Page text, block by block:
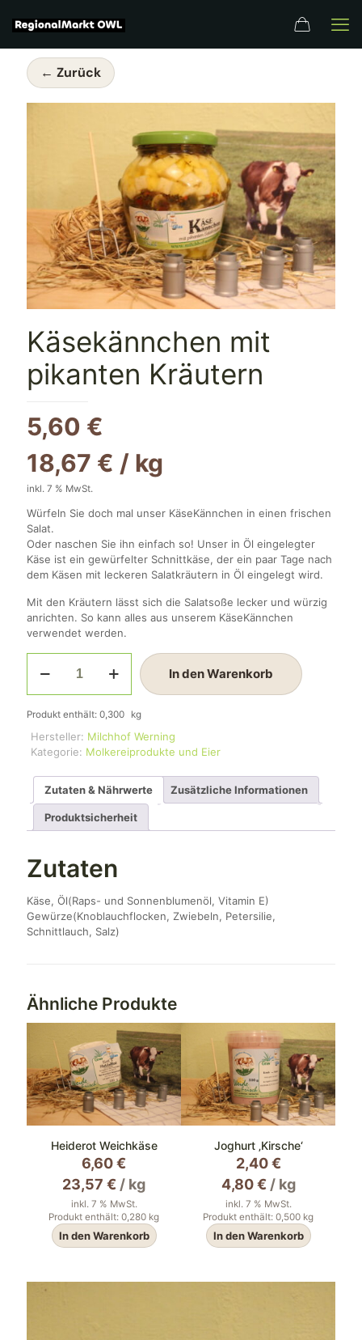
← Zurück
Käsekännchen mit
pikanten Kräutern
5,60 €
18,67 € / kg
inkl. 7 % MwSt.
Würfeln Sie doch mal unser KäseKännchen in einen frischen
Salat.
Oder naschen Sie ihn einfach so! Unser in Öl eingelegter
Käse ist ein gewürfelter Schnittkäse, der ein paar Tage nach
dem Käsen mit leckeren Salatkräutern in Öl eingelegt wird.
Mit den Kräutern lässt sich die Salatsoße lecker und würzig
anrichten. So kann alles aus unserem KäseKännchen
verwendet werden.
mit
Menge
In den Warenkorb
Produkt enthält: 0,300 kg
Hersteller: Milchhof Werning
Kategorie: Molkereiprodukte und Eier
Zutaten & Nährwerte Zusätzliche Informationen
Produktsicherheit
Zutaten
Käse, Öl(Raps- und Sonnenblumenöl, Vitamin E)
Gewürze(Knoblauchflocken, Zwiebeln, Petersilie,
Schnittlauch, Salz)
Ähnliche Produkte
Heiderot Weichkäse
6,60€
23,57 € / kg
inkl. 7 % MwSt.
Produkt enthält: 0,280 kg
In den Warenkorb
Joghurt ‚Kirsche‘
2,40€
4,80€ / kg
inkl. 7 % MwSt.
Produkt enthält: 0,500 kg
In den Warenkorb